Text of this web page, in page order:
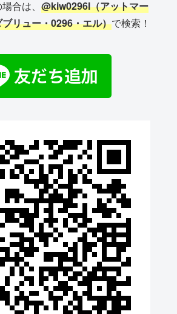
合は、 @kiw0296l（アットマー
リュー・0296・エル）で検索！